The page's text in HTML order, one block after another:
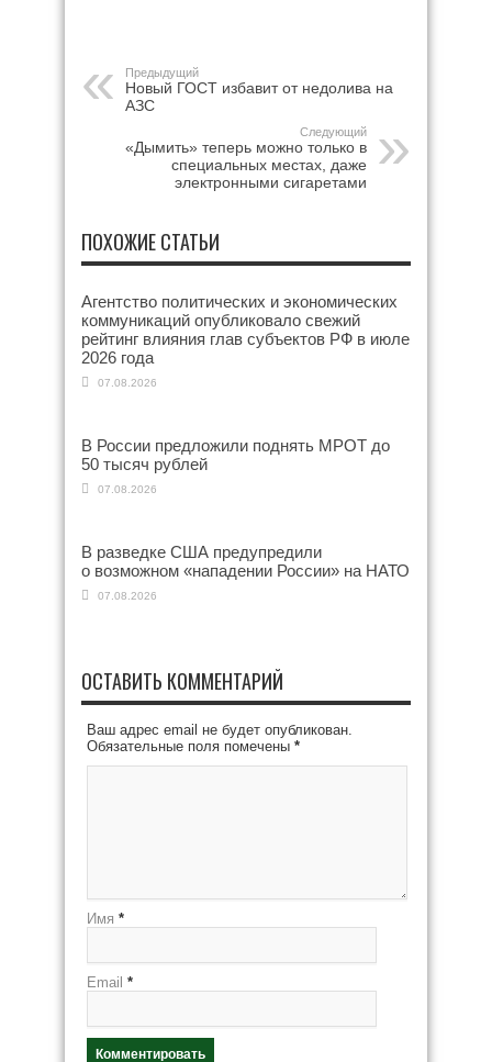
Предыдущий
Новый ГОСТ избавит от недолива на
АЗС
Следующий
«Дымить» теперь можно только в
специальных местах, даже
электронными сигаретами
ПОХОЖИЕ СТАТЬИ
Агентство политических и экономических
коммуникаций опубликовало свежий
рейтинг влияния глав субъектов РФ в июле
2026 года
07.08.2026
В России предложили поднять МРОТ до
50 тысяч рублей
07.08.2026
В разведке США предупредили
о возможном «нападении России» на НАТО
07.08.2026
ОСТАВИТЬ КОММЕНТАРИЙ
Ваш адрес email не будет опубликован.
Обязательные поля помечены *
Имя *
Email *